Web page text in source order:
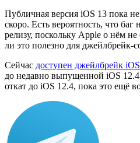
Публичная версия iOS 13 пока
скоро. Есть вероятность, что
релизу, поскольку Apple о нём
ли это полезно для джейлбрейк-
Сейчас доступен джейлбрейк
до недавно выпущенной iOS
откат до iOS 12.4, пока это ещё